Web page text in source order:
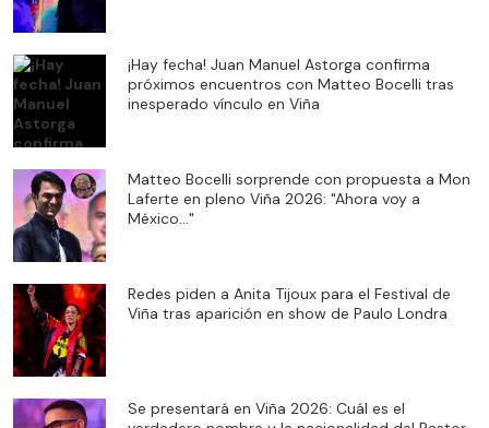
¡Hay fecha! Juan Manuel Astorga confirma
próximos encuentros con Matteo Bocelli tras
inesperado vínculo en Viña
Matteo Bocelli sorprende con propuesta a Mon
Laferte en pleno Viña 2026: "Ahora voy a
México..."
Redes piden a Anita Tijoux para el Festival de
Viña tras aparición en show de Paulo Londra
Se presentará en Viña 2026: Cuál es el